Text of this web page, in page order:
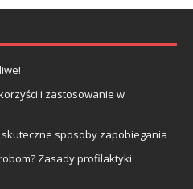
i zastosowanie w
sposoby zapobiegania
Zasady profilaktyki